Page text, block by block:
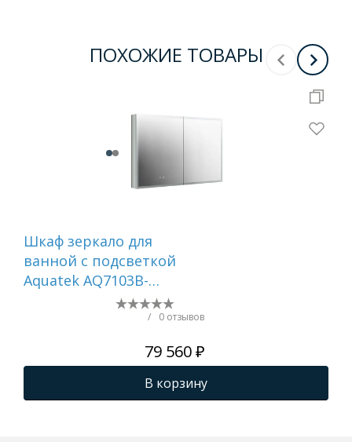
ПОХОЖИЕ ТОВАРЫ
Шкаф зеркало для
ванной с подсветкой
Aquatek AQ7103B-
MLC, прямоугольное,
/ 0 отзывов
79 560 ₽
В корзину